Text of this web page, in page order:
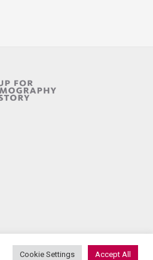
Cookie Settings Accept All